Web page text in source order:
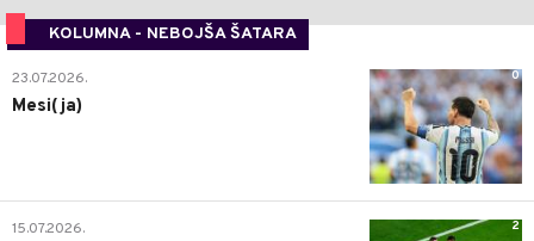
KOLUMNA - NEBOJŠA ŠATARA
0
23.07.2026.
Mesi(ja)
2
15.07.2026.